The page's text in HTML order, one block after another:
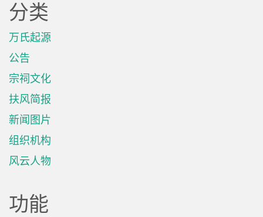
分类
万氏起源
公告
宗祠文化
扶风简报
新闻图片
组织机构
风云人物
功能